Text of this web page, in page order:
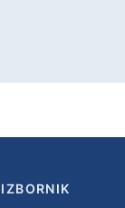
IZBORNIK